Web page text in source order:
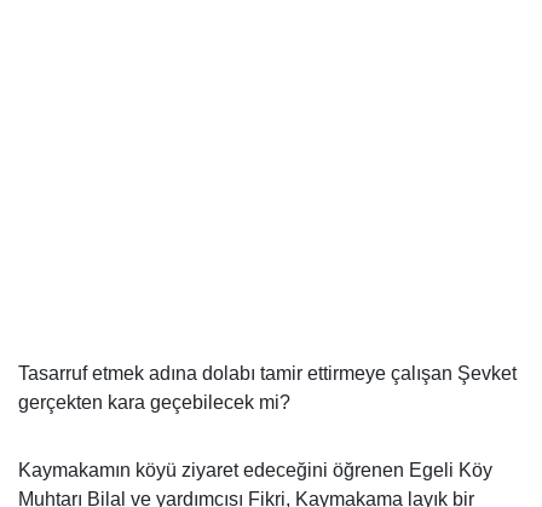
Tasarruf etmek adına dolabı tamir ettirmeye çalışan Şevket
gerçekten kara geçebilecek mi?
Kaymakamın köyü ziyaret edeceğini öğrenen Egeli Köy
Muhtarı Bilal ve yardımcısı Fikri, Kaymakama layık bir